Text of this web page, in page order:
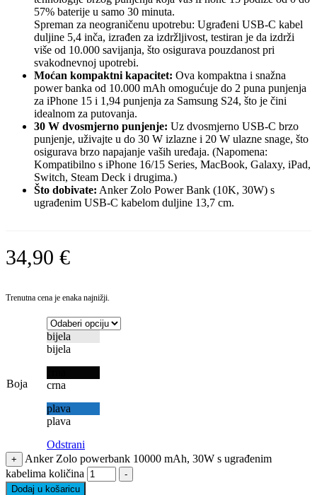
57% baterije u samo 30 minuta.
Spreman za neograničenu upotrebu: Ugrađeni USB-C kabel
duljine 5,4 inča, izrađen za izdržljivost, testiran je da izdrži
više od 10.000 savijanja, što osigurava pouzdanost pri
svakodnevnoj upotrebi.
Moćan kompaktni kapacitet: Ova kompaktna i snažna
power banka od 10.000 mAh omogućuje do 2 puna punjenja
za iPhone 15 i 1,94 punjenja za Samsung S24, što je čini
idealnom za putovanja.
30 W dvosmjerno punjenje: Uz dvosmjerno USB-C brzo
punjenje, uživajte u do 30 W izlazne i 20 W ulazne snage, što
osigurava brzo napajanje vaših uređaja. (Napomena:
Kompatibilno s iPhone 16/15 Series, MacBook, Galaxy, iPad,
Switch, Steam Deck i drugima.)
Što dobivate: Anker Zolo Power Bank (10K, 30W) s
ugrađenim USB-C kabelom duljine 13,7 cm.
34,90 €
Trenutna cena je enaka najnižji.
Boja
bijela
bijela
crna
plava
plava
Odstrani
+
Anker Zolo powerbank 10000 mAh, 30W s ugrađenim
kabelima količina
-
Dodaj u košaricu